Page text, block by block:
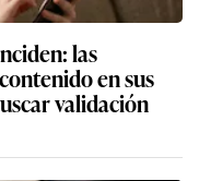
las
en sus
validación